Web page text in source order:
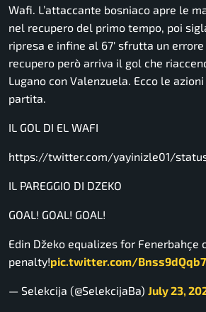
Wafi. L’attaccante bosniaco apre le
nel recupero del primo tempo, poi
ripresa e infine al 67′ sfrutta un
recupero però arriva il gol che
Lugano con Valenzuela. Ecco le
partita.
IL GOL DI EL WAFI
https://twitter.com/yayinizle01/
IL PAREGGIO DI DZEKO
GOAL! GOAL! GOAL!
Edin Džeko equalizes for Fenerbahçe
penalty!pic.twitter.com/Bnss9dQqb7
— Selekcija (@SelekcijaBa) July 23,